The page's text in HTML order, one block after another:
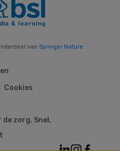
van Springer Nature
Cookies
zorg. Snel,